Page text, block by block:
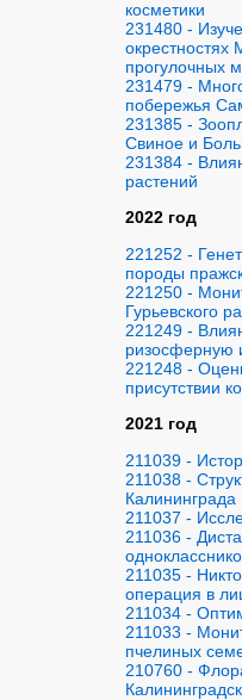
косметики
231480 -
прогулочных
231479 -
побережья
231385 -
Свиное и
231384 -
растений
2022 год
221252 -
породы
221250 -
Гурьевского
221249 -
ризосферную
221248 -
присутствии
2021 год
211039 -
211038 -
Калининграда
211037 -
211036 -
211035 -
операция в
211034 -
211033 -
пчелиных
210760 -